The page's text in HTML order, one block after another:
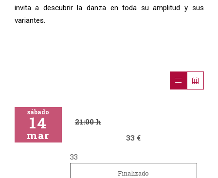
invita a descubrir la danza en toda su amplitud y sus
variantes.
sábado
14
mar
21:00 h
33 €
33
Finalizado